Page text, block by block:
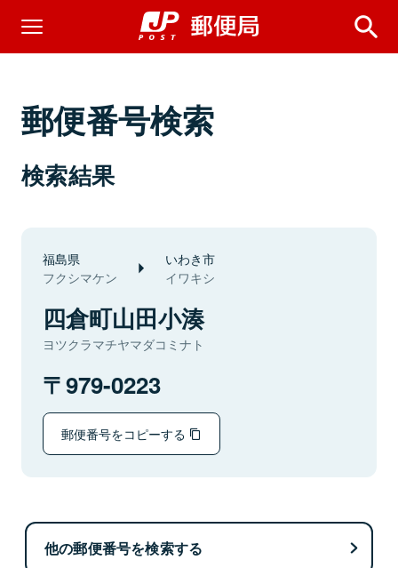
郵便番号検索
検索結果
福島県
フクシマケン
いわき市
イワキシ
四倉町山田小湊
ヨツクラマチヤマダコミナト
979-0223
郵便番号をコピーする
他の郵便番号を検索する